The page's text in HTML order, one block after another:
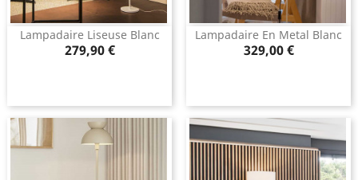
Lampadaire Liseuse Blanc
Prix
279,90 €
Lampadaire En Metal Blanc
Prix
329,00 €